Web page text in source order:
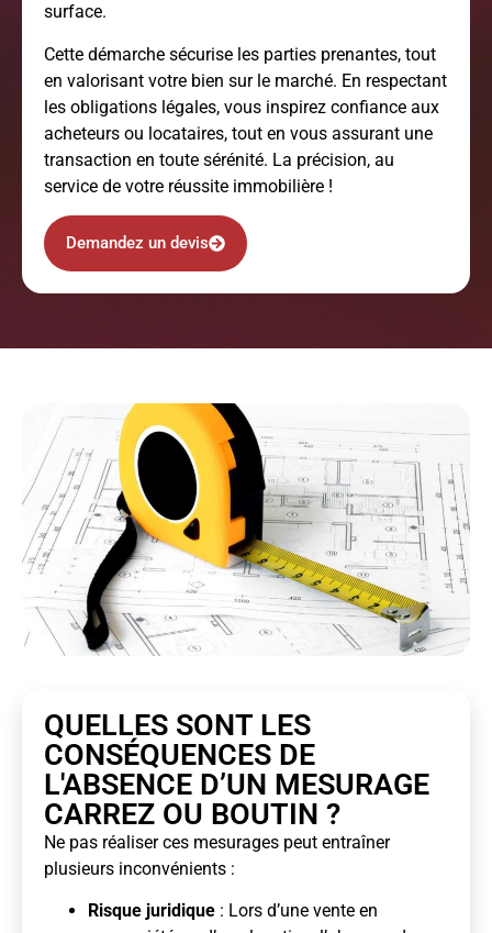
surface.
Cette démarche sécurise les parties prenantes, tout
en valorisant votre bien sur le marché. En respectant
les obligations légales, vous inspirez confiance aux
acheteurs ou locataires, tout en vous assurant une
transaction en toute sérénité. La précision, au
service de votre réussite immobilière !
Demandez un devis
QUELLES SONT LES
CONSÉQUENCES DE
L'ABSENCE D’UN MESURAGE
CARREZ OU BOUTIN ?
Ne pas réaliser ces mesurages peut entraîner
plusieurs inconvénients :
Risque juridique : Lors d’une vente en